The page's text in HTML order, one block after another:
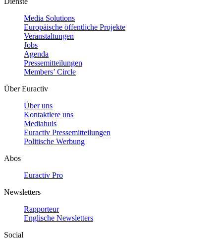
Media Solutions
Europäische öffentliche Projekte
Veranstaltungen
Jobs
Agenda
Pressemitteilungen
Members’ Circle
Über Euractiv
Über uns
Kontaktiere uns
Mediahuis
Euractiv Pressemitteilungen
Politische Werbung
Abos
Euractiv Pro
Newsletters
Rapporteur
Englische Newsletters
Social